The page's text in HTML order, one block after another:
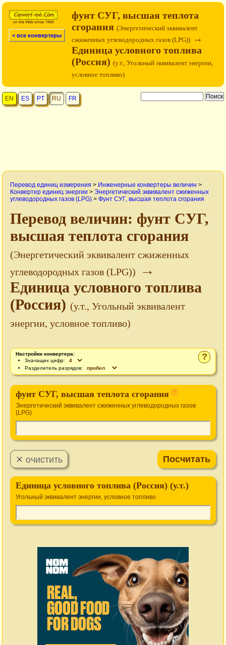
< все конвертеры
фунт СУГ, высшая теплота
сгорания (Энергетический эквивалент
сжиженных углеводородных газов (LPG)) →
Единица условного топлива
(Россия) (у.т., Угольный эквивалент энергии,
условное топливо)
EN ES PT RU FR
Перевод единиц измерения > Инженерные конвертеры величин >
Конвертер единиц энергии > Энергетический эквивалент сжиженных
углеводородных газов (LPG) > Фунт СУГ, высшая теплота сгорания
Перевод величин: фунт СУГ,
высшая теплота сгорания
(Энергетический эквивалент сжиженных
углеводородных газов (LPG))
→
Единица условного топлива
(Россия) (у.т., Угольный эквивалент
энергии, условное топливо)
?
Настройки конвертера:
Значащих цифр:
Разделитель разрядов:
фунт СУГ, высшая теплота сгорания !
Энергетический эквивалент сжиженных углеводородных газов
(LPG)
Единица условного топлива (Россия) (у.т.)
Угольный эквивалент энергии, условное топливо